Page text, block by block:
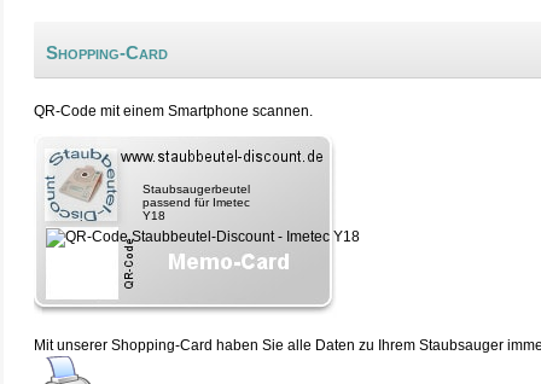
Shopping-Card
QR-Code mit einem Smartphone scannen.
Staubsaugerbeutel
passend für Imetec
Y18
Mit unserer Shopping-Card haben Sie alle Daten zu Ihrem Staubsauger